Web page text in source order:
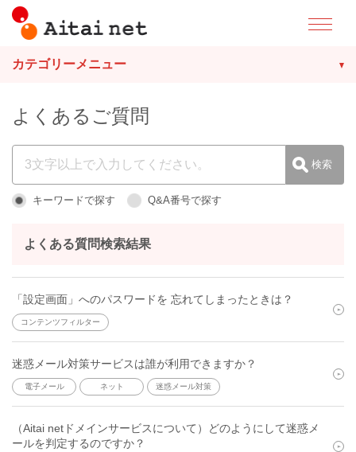
カテゴリーメニュー
よくあるご質問
キーワードで探す Q&A番号で探す
よくある質問検索結果
「設定画面」へのパスワードを 忘れてしまったときは？
コンテンツフィルター
迷惑メール対策サービスは誰が利用できますか？
電子メール ネット 迷惑メール対策
（Aitai netドメインサービスについて）どのようにして迷惑メ
ールを判定するのですか？